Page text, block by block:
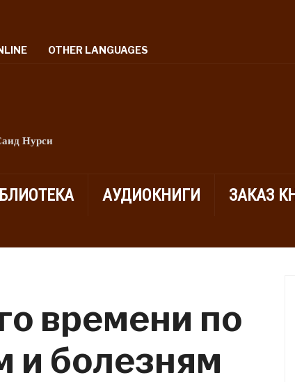
OTHER LANGUAGES
Нурси
АУДИОКНИГИ
ЗАКАЗ
времени по
и болезням